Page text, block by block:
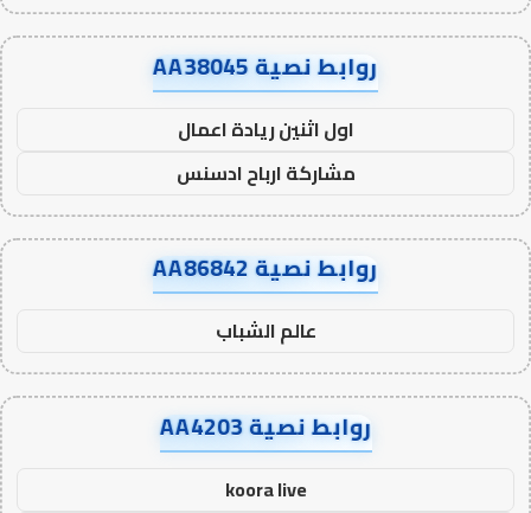
روابط نصية AA38045
اول اثنين ريادة اعمال
مشاركة ارباح ادسنس
روابط نصية AA86842
عالم الشباب
روابط نصية AA4203
koora live